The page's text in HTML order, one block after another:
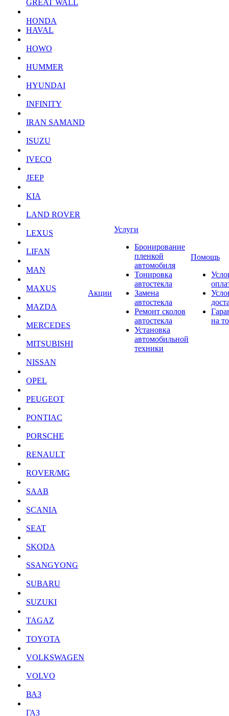
GREAT WALL
HONDA
HAVAL
HOWO
HUMMER
HYUNDAI
INFINITY
IRAN SAMAND
ISUZU
IVECO
JEEP
KIA
LAND ROVER
LEXUS
LIFAN
MAN
MAXUS
MAZDA
MERCEDES
MITSUBISHI
NISSAN
OPEL
PEUGEOT
PONTIAC
PORSCHE
RENAULT
ROVER/MG
SAAB
SCANIA
SEAT
SKODA
SSANGYONG
SUBARU
SUZUKI
TAGAZ
TOYOTA
VOLKSWAGEN
VOLVO
ВАЗ
ГАЗ
Акции
Услуги
Бронирование
пленкой
автомобиля
Тонировка
автостекла
Замена
автостекла
Ремонт сколов
автостекла
Установка
автомобильной
техники
Помощь
на